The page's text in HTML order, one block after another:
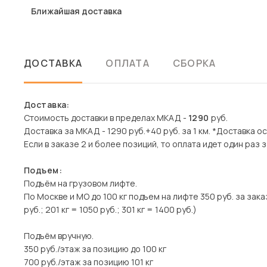
Ближайшая доставка
ДОСТАВКА ОПЛАТА СБОРКА
Доставка:
Стоимость доставки в пределах МКАД - 1290 руб.
Доставка за МКАД - 1290 руб.+40 руб. за 1 км. *Доставка
Если в заказе 2 и более позиций, то оплата идет один раз
Подъем:
Подъём на грузовом лифте.
По Москве и МО до 100 кг подъем на лифте 350 руб. за
руб.; 201 кг = 1050 руб.; 301 кг = 1400 руб.)
Подъём вручную.
350 руб./этаж за позицию до 100 кг
700 руб./этаж за позицию 101 кг